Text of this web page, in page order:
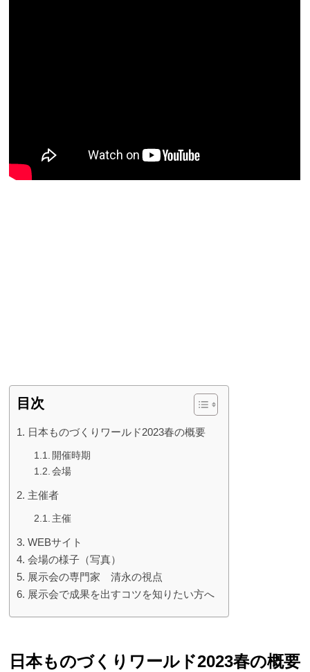
目次
日本ものづくりワールド2023春の概要
開催時期
会場
主催者
主催
WEBサイト
会場の様子（写真）
展示会の専門家 清永の視点
展示会で成果を出すコツを知りたい方へ
日本ものづくりワールド2023春の概要